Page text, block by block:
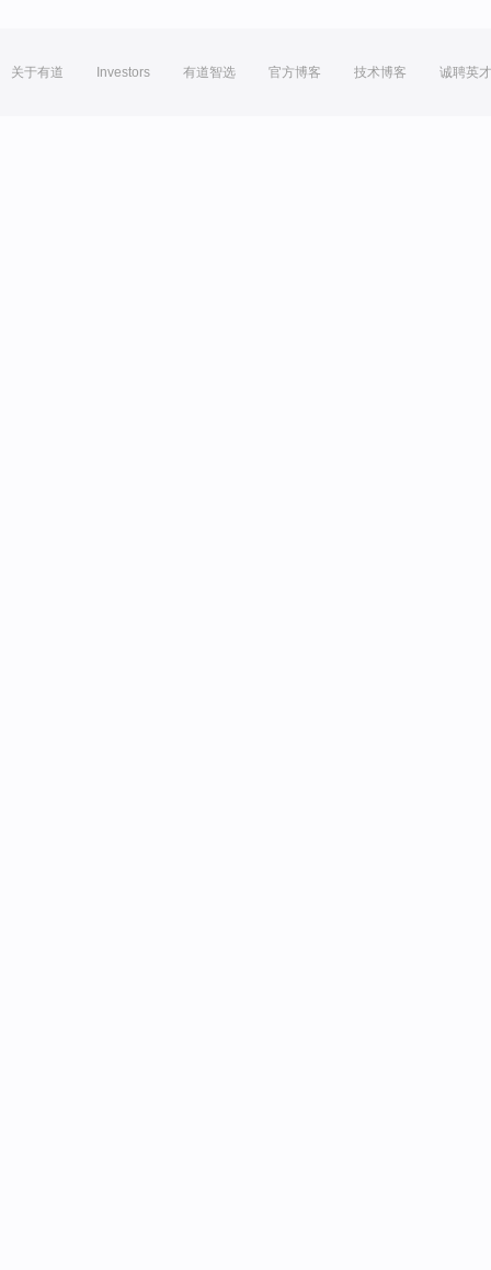
关于有道 Investors 有道智选 官方博客 技术博客 诚聘英才